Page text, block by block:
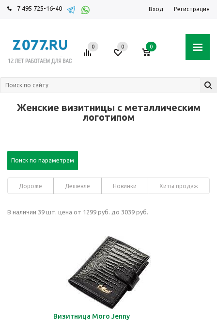
7 495 725-16-40 Вход Регистрация
0 0 0
Женские визитницы с металлическим
логотипом
Поиск по параметрам
Дороже Дешевле Новинки Хиты продаж
В наличии 39 шт. цена от 1299 руб. до 3039 руб.
Визитница Moro Jenny